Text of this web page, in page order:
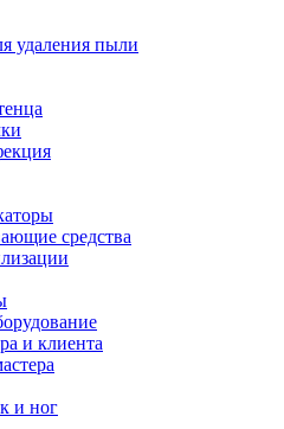
удаления пыли
средства
и клиента
и ног